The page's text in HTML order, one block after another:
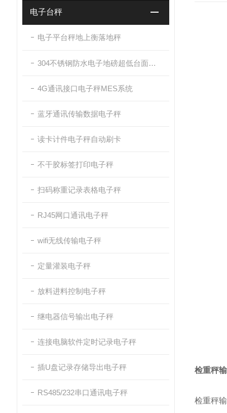
电子台秤
电子平台秤地上衡落地秤
304不锈钢防水电子地磅超低台面带斜坡
4G通讯接口电子秤MES系统
蓝牙通讯传输数据电子秤
读卡计件电子秤自动刷卡
不干胶标签打印电子秤
扫码称重记录表格电子秤
RJ45网口通讯电子秤
wifi无线传输电子秤
定量灌装电子秤
放料进料控制电子秤
继电器信号输出电子秤
连接电脑软件定时记录电子秤
插U盘记录存储导出电子秤
RS485/232串口通讯电子秤
检重秤
检重秤